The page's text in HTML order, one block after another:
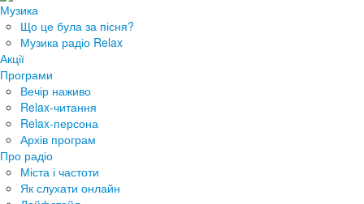
Музика
Що це була за пісня?
Музика радіо Relax
Акції
Програми
Вечір наживо
Relax-читання
Relax-персона
Архів програм
Про радіо
Міста і частоти
Як слухати онлайн